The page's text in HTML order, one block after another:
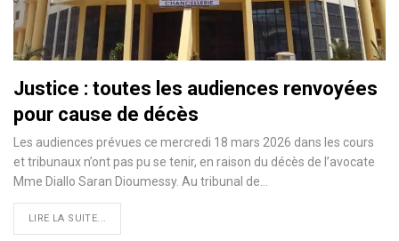
Justice : toutes les audiences renvoyées
pour cause de décès
Les audiences prévues ce mercredi 18 mars 2026 dans les cours
et tribunaux n’ont pas pu se tenir, en raison du décès de l’avocate
Mme Diallo Saran Dioumessy. Au tribunal de…
LIRE LA SUITE...